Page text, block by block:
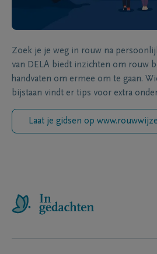
Zoek je je weg in rouw na
van DELA biedt inzichten om rouw
handvaten om ermee om te gaan.
bijstaan vindt er tips voor extra
Laat je gidsen op